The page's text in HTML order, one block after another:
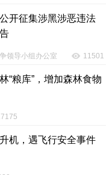
2亿，第一名是→）
开征集涉黑涉恶违法
领导小组办公室 11501
“粮库”，增加森林食物
机，遇飞行安全事件